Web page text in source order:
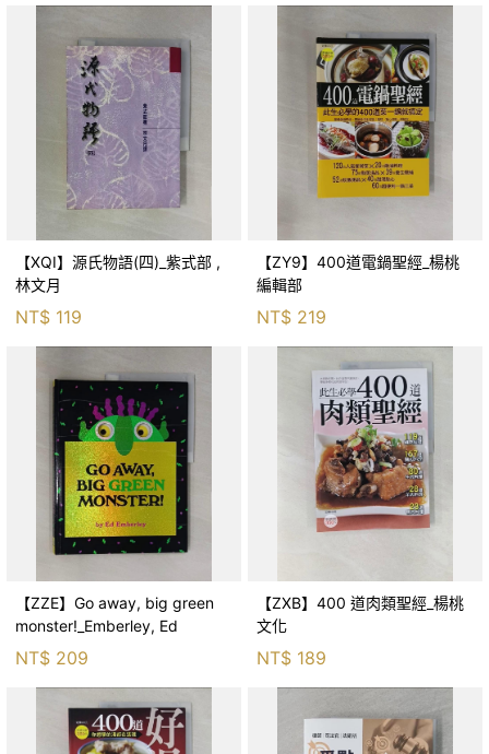
【XQI】源氏物語(四)_紫式部 ,
林文月
NT$ 119
【ZY9】400道電鍋聖經_楊桃
編輯部
NT$ 219
【ZZE】Go away, big green
monster!_Emberley, Ed
NT$ 209
【ZXB】400 道肉類聖經_楊桃
文化
NT$ 189